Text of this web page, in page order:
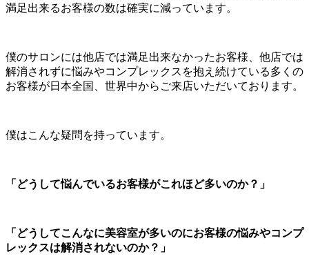
満足出来るお客様の数は確実に減っています。
僕のサロンには他店では満足出来なかったお客様、他店では
解消されずに悩みやコンプレックスを抱え続けている多くの
お客様が日本全国、世界中からご来店いただいております。
僕はこんな疑問を持っています。
「どうして悩んでいるお客様がこれほど多いのか？」
「どうしてこんなに美容室が多いのにお客様の悩みやコンプ
レックスは解消されないのか？」